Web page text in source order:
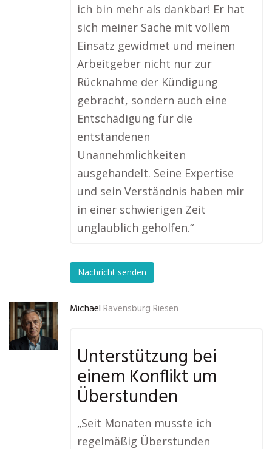
ich bin mehr als dankbar! Er hat
sich meiner Sache mit vollem
Einsatz gewidmet und meinen
Arbeitgeber nicht nur zur
Rücknahme der Kündigung
gebracht, sondern auch eine
Entschädigung für die
entstandenen
Unannehmlichkeiten
ausgehandelt. Seine Expertise
und sein Verständnis haben mir
in einer schwierigen Zeit
unglaublich geholfen.“
Nachricht senden
Michael Ravensburg Riesen
Unterstützung bei
einem Konflikt um
Überstunden
„Seit Monaten musste ich
regelmäßig Überstunden